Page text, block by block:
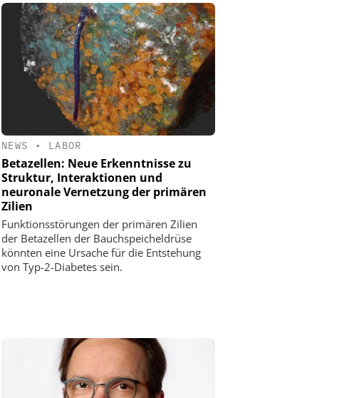
NEWS • LABOR
Betazellen: Neue Erkenntnisse zu
Struktur, Interaktionen und
neuronale Vernetzung der primären
Zilien
Funktionsstörungen der primären Zilien
der Betazellen der Bauchspeicheldrüse
könnten eine Ursache für die Entstehung
von Typ-2-Diabetes sein.